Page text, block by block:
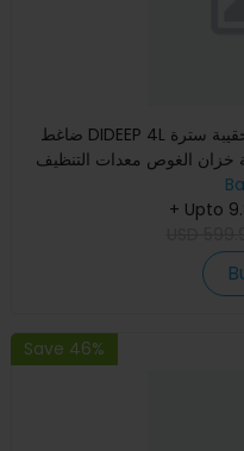
ضاغط DIDEEP 4L لخزان الغوص ترقية مقياس الضغط حقيبة سترة
خزان الغوص معدات التنظيف
+ Upto
Save 46%